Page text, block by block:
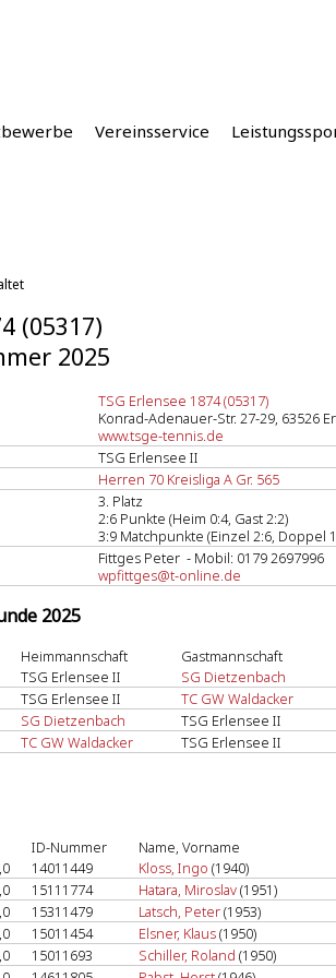
Vereinsservice
(05317)
2025
TSG Erlensee 1874 (05317)
Konrad-Adenauer-Str. 27-29, 63526
www.tsge-tennis.de
TSG Erlensee II
Herren 70 Kreisliga A Gr. 565
3. Platz
2:6 Punkte (Heim 0:4, Gast 2:2)
3:9 Matchpunkte (Einzel 2:6, Doppel
Fittges Peter - Mobil: 0179 2697996
wpfittges@t-online.de
2025
Heimmannschaft Gastmannschaft
TSG Erlensee II SG Dietzenbach
TSG Erlensee II TC GW Waldacker
SG Dietzenbach TSG Erlensee II
TC GW Waldacker TSG Erlensee II
ID-Nummer Name, Vorname
14011449 Kloss, Ingo (1940)
15111774 Hatara, Miroslav(1951)
15311479 Latsch, Peter(1953)
15011454 Elsner, Klaus(1950)
15011693 Schiller, Roland (1950)